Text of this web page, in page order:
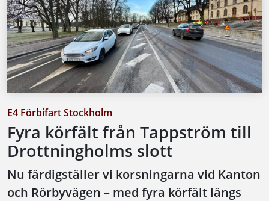
E4 Förbifart Stockholm
Fyra körfält från Tappström till
Drottningholms slott
Nu färdigställer vi korsningarna vid Kanton
och Rörbyvägen – med fyra körfält längs